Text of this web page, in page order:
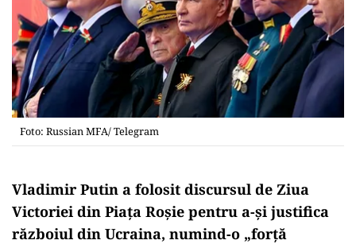
Foto: Russian MFA/ Telegram
Vladimir Putin a folosit discursul de Ziua
Victoriei din Piața Roșie pentru a-și justifica
războiul din Ucraina, numind-o „forță